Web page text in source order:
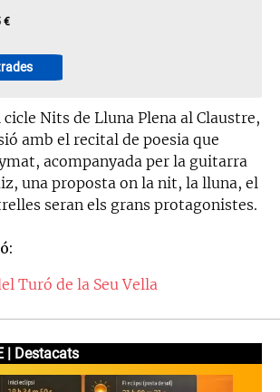
€
Nits de Lluna Plena al Claustre,
amb el recital de poesia que
acompanyada per la guitarra
una proposta on la nit, la lluna, el
seran els grans protagonistes.
Turó de la Seu Vella
| Destacats